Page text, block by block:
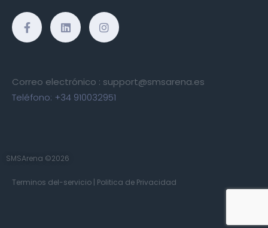
Correo electrónico : support@smsarena.es
Teléfono: +34 910032951
SMSArena ©2026
Terminos del-servicio | Politica de Privacidad